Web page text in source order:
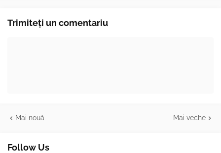
Trimiteți un comentariu
Mai nouă Mai veche
Follow Us